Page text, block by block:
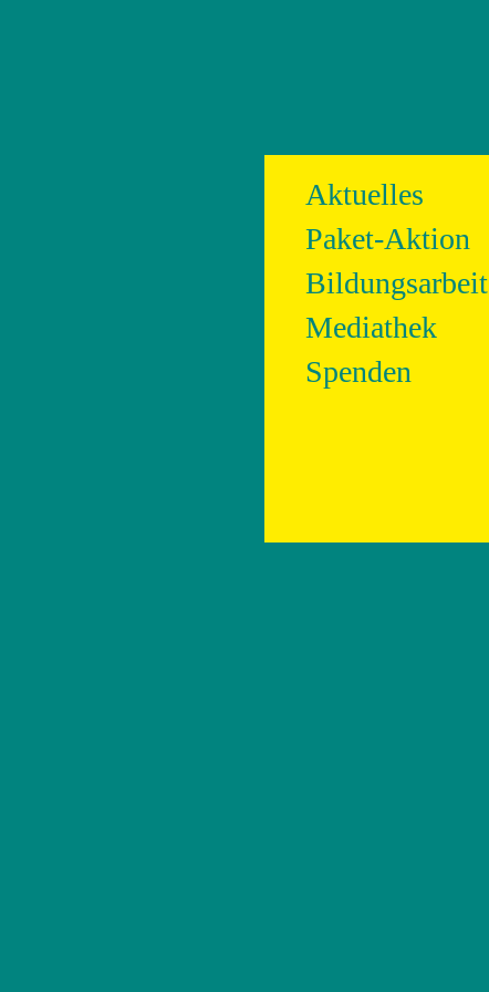
Aktuelles
Paket-Aktion
Bildungsarbeit
Mediathek
Spenden